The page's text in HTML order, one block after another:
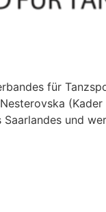
für
Saarlandes und